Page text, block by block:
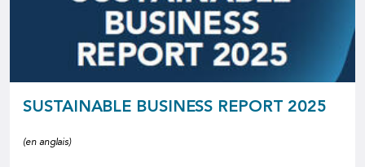
SUSTAINABLE BUSINESS REPORT 2025
(en anglais)